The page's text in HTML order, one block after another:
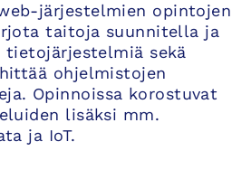
järjestelmien opintojen
taitoja suunnitella ja
sekä
ohjelmistojen
Opinnoissa korostuvat
lisäksi mm.
ja IoT.